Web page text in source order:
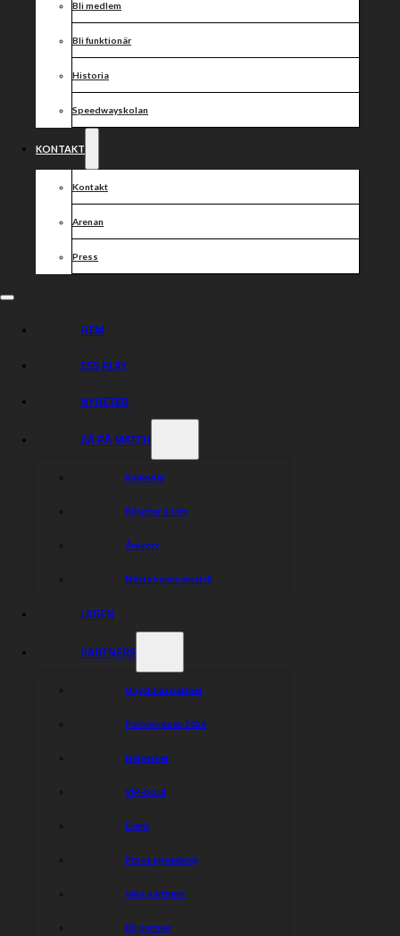
Bli medlem
Bli funktionär
Historia
Speedwayskolan
KONTAKT
Kontakt
Arenan
Press
HEM
ESS PLAY
NYHETER
GÅ PÅ MATCH
Kalender
Biljetter & info
Årskort
Nästa hemmamatch
LAGEN
PARTNERS
Ungdomspartner
Partnerresan 2026
Nätverket
VIP-bord
Event
Prova speedway
Våra partners
Bli partner
Funktionär
Varmt välkomna!
Dela nyheten: